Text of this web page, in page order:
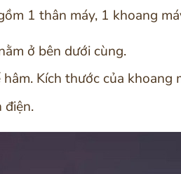
1 thân máy, 1 khoang
ở bên dưới cùng.
Kích thước của
điện.